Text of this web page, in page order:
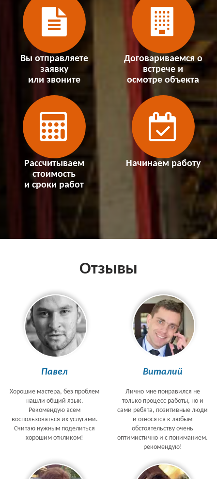
Вы отправляете
заявку
или звоните
Договариваемся о
встрече и
осмотре объекта
Рассчитываем
стоимость
и сроки работ
Начинаем работу
Отзывы
Павел
Хорошие мастера, без проблем
нашли общий язык.
Рекомендую всем
воспользоваться их услугами.
Считаю нужным поделиться
хорошим откликом!
Виталий
Лично мне понравился не
только процесс работы, но и
сами ребята, позитивные люди
и относятся к любым
обстоятельству очень
оптимистично и с пониманием.
рекомендую!